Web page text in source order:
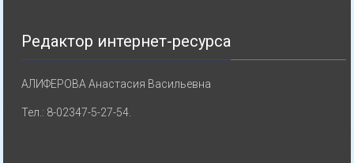
Редактор интернет-ресурса
АЛИФЕРОВА Анастасия Васильевна
Тел.: 8-02347-5-27-54.